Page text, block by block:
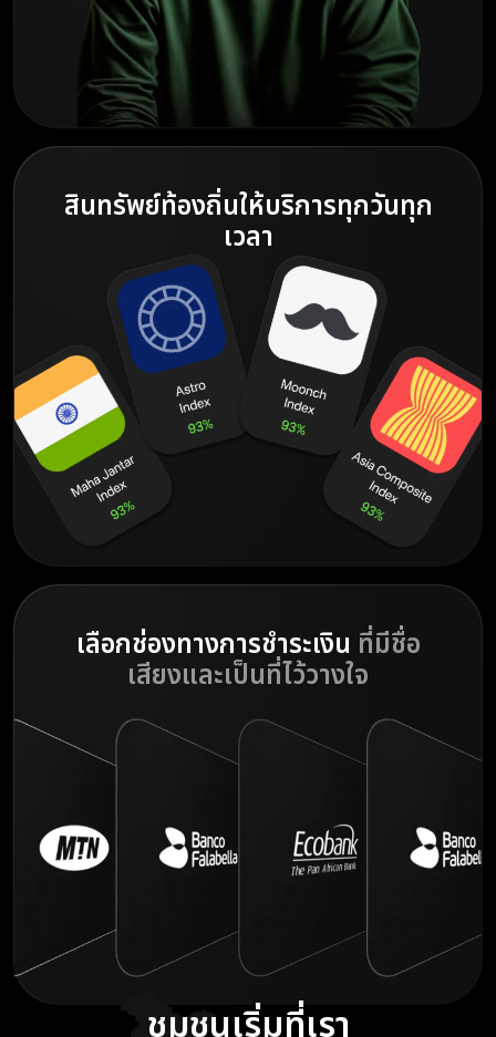
สินทรัพย์ท้องถิ่นให้บริการทุกวันทุก
เวลา
เลือกช่องทางการชำระเงิน ที่มีชื่อ
เสียงและเป็นที่ไว้วางใจ
ชุมชนเริ่มที่เรา